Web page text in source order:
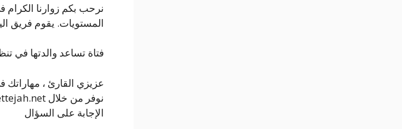
نرحب بكم زوارنا الكرام
المستويات. يقوم فريق
فتاة تساعد والدتها في
عزيزي القارئ ،
الإجابة على السؤال